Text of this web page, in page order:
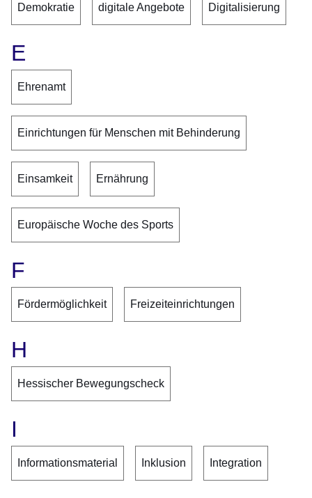
Demokratie digitale Angebote Digitalisierung
E
Ehrenamt
Einrichtungen für Menschen mit Behinderung
Einsamkeit Ernährung
Europäische Woche des Sports
F
Fördermöglichkeit Freizeiteinrichtungen
H
Hessischer Bewegungscheck
I
Informationsmaterial Inklusion Integration